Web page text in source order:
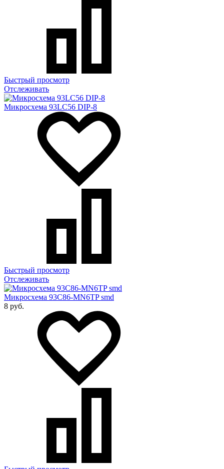
Быстрый просмотр
Отслеживать
Микросхема 93LC56 DIP-8
Быстрый просмотр
Отслеживать
Микросхема 93C86-MN6TP smd
8 руб.